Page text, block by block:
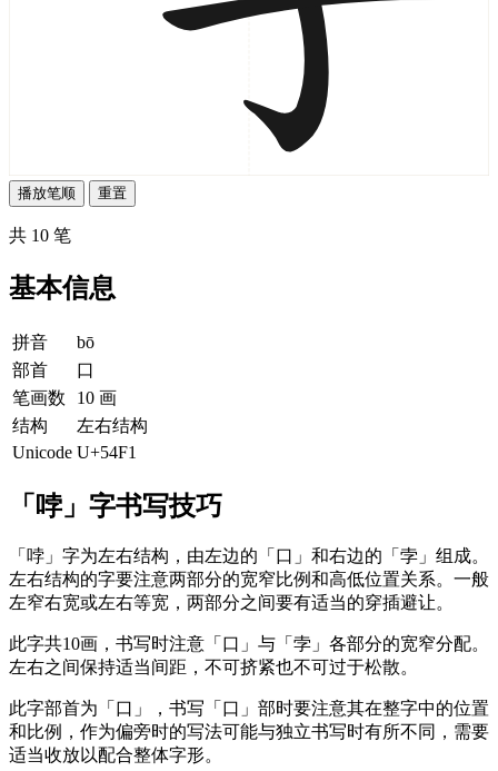
播放笔顺 重置
共 10 笔
基本信息
拼音
bō
部首
口
笔画数
10 画
结构
左右结构
Unicode U+54F1
「哱」字书写技巧
「哱」字为左右结构，由左边的「口」和右边的「孛」组成。
左右结构的字要注意两部分的宽窄比例和高低位置关系。一般
左窄右宽或左右等宽，两部分之间要有适当的穿插避让。
此字共10画，书写时注意「口」与「孛」各部分的宽窄分配。
左右之间保持适当间距，不可挤紧也不可过于松散。
此字部首为「口」，书写「口」部时要注意其在整字中的位置
和比例，作为偏旁时的写法可能与独立书写时有所不同，需要
适当收放以配合整体字形。